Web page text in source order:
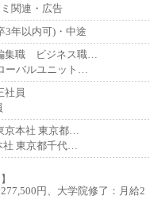
関連・広告
3年以内可)・中途
集職 ビジネス職…
バルユニット…
社員
京本社 東京都…
社 東京都千代…
円、大学院修了：月給2